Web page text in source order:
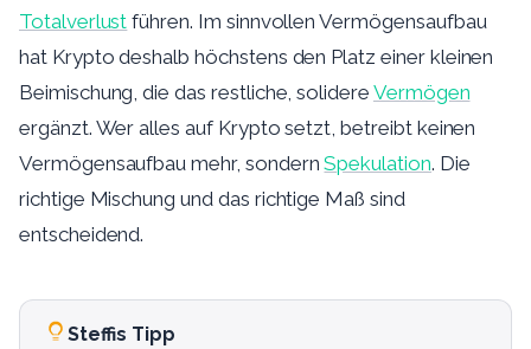
Totalverlust führen. Im sinnvollen Vermögensaufbau
hat Krypto deshalb höchstens den Platz einer kleinen
Beimischung, die das restliche, solidere Vermögen
ergänzt. Wer alles auf Krypto setzt, betreibt keinen
Vermögensaufbau mehr, sondernSpekulation. Die
richtige Mischung und das richtige Maß sind
entscheidend.
Steffis Tipp